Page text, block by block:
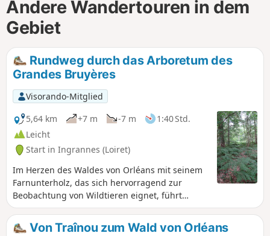
Andere Wandertouren in dem
Gebiet
Rundweg durch das Arboretum des
Grandes Bruyères
Visorando-Mitglied
5,64 km
+7 m -7 m
1:40 Std.
Leicht
Start in Ingrannes (Loiret)
Im Herzen des Waldes von Orléans mit seinem
Farnunterholz, das sich hervorragend zur
Beobachtung von Wildtieren eignet, führt
dieser kleine Spaziergang durch schattige
Landschaften an zahlreichen Teichen vorbei.
Von Traînou zum Wald von Orléans